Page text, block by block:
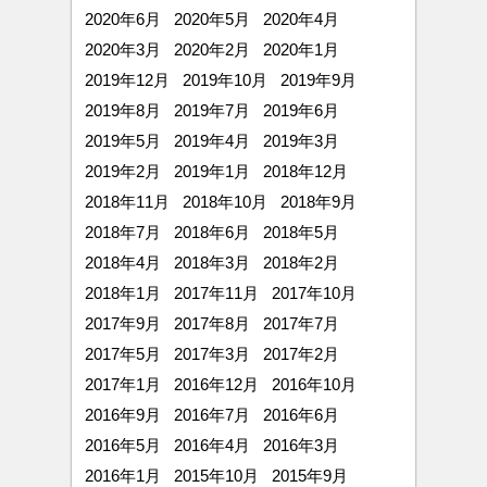
2020年6月
2020年5月
2020年4月
2020年3月
2020年2月
2020年1月
2019年12月
2019年10月
2019年9月
2019年8月
2019年7月
2019年6月
2019年5月
2019年4月
2019年3月
2019年2月
2019年1月
2018年12月
2018年11月
2018年10月
2018年9月
2018年7月
2018年6月
2018年5月
2018年4月
2018年3月
2018年2月
2018年1月
2017年11月
2017年10月
2017年9月
2017年8月
2017年7月
2017年5月
2017年3月
2017年2月
2017年1月
2016年12月
2016年10月
2016年9月
2016年7月
2016年6月
2016年5月
2016年4月
2016年3月
2016年1月
2015年10月
2015年9月